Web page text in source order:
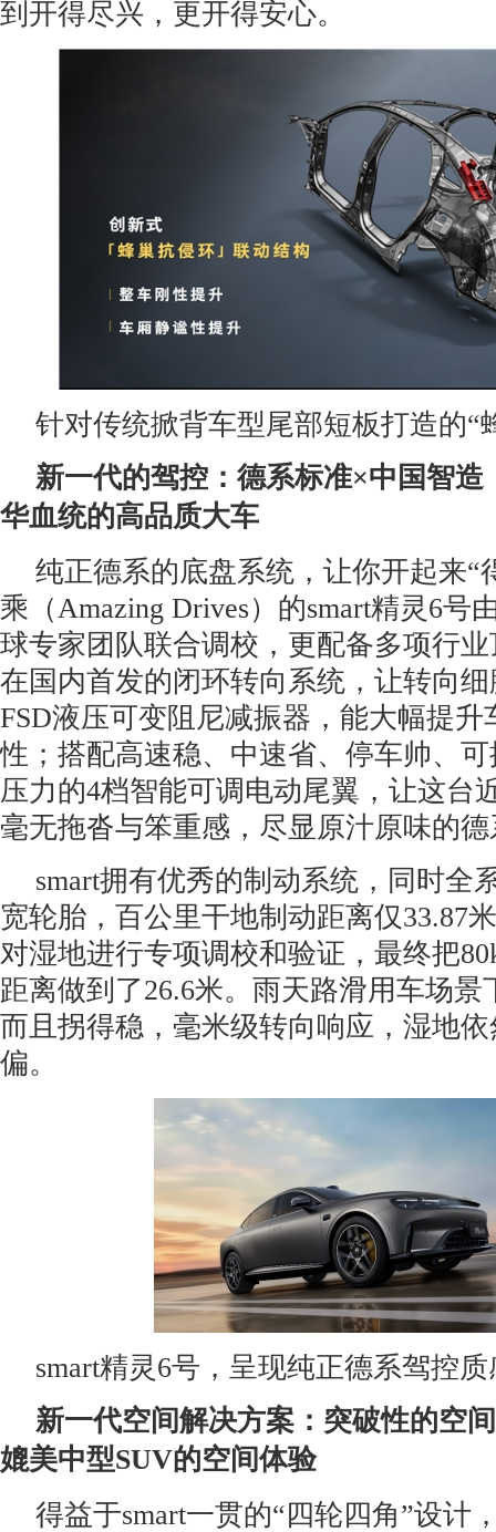
到开得尽兴，更开得安心。
针对传统掀背车型尾部短板打造的“
新一代的驾控：德系标准×中国智造
华血统的高品质大车
纯正德系的底盘系统，让你开起来“
乘（Amazing Drives）的smart精灵6号
球专家团队联合调校，更配备多项行
在国内首发的闭环转向系统，让转向
FSD液压可变阻尼减振器，能大幅提
性；搭配高速稳、中速省、停车帅、
压力的4档智能可调电动尾翼，让这台
毫无拖沓与笨重感，尽显原汁原味的
smart拥有优秀的制动系统，同时全
宽轮胎，百公里干地制动距离仅33.87
对湿地进行专项调校和验证，最终把
距离做到了26.6米。雨天路滑用车场景
而且拐得稳，毫米级转向响应，湿地
偏。
smart精灵6号，呈现纯正德系驾控质
新一代空间解决方案：突破性的空
媲美中型SUV的空间体验
得益于smart一贯的“四轮四角”设计